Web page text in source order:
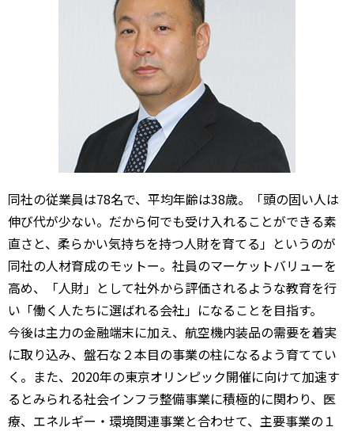
同社の従業員は78名で、平均年齢は38歳。「頭の固い人は
伸び代が少ない。だから何でも受け入れることができる素
直さと、柔らかい気持ちを持つ人財を育てる」というのが
同社の人材育成のモットー。社員のマーケットバリューを
高め、「人財」として社外から評価されるような教育を行
い「働く人たちに選ばれる会社」になることを目指す。
今後は主力の金融端末に加え、航空機内装品の需要を着実
に取り込み、盤石な２本目の事業の柱になるよう育ててい
く。また、2020年の東京オリンピック開催に向けて加速す
るとみられる社会インフラ整備事業に積極的に関わり、医
療、エネルギー・環境関連事業と合わせて、主要事業の１